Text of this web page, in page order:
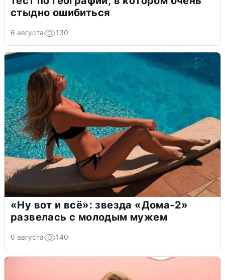
стыдно ошибиться
6 августа 130
«Ну вот и всё»: звезда «Дома-2»
развелась с молодым мужем
6 августа 140